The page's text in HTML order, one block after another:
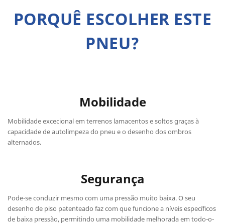
PORQUÊ ESCOLHER ESTE
PNEU?
Mobilidade
Mobilidade excecional em terrenos lamacentos e soltos graças à
capacidade de autolimpeza do pneu e o desenho dos ombros
alternados.
Segurança
Pode-se conduzir mesmo com uma pressão muito baixa. O seu
desenho de piso patenteado faz com que funcione a níveis específicos
de baixa pressão, permitindo uma mobilidade melhorada em todo-o-